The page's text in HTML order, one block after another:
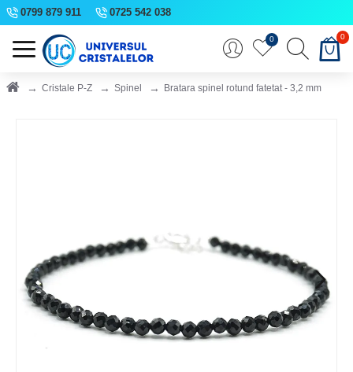
0799 879 911 0725 542 038
0 0
Cristale P-Z Spinel Bratara spinel rotund fatetat - 3,2 mm